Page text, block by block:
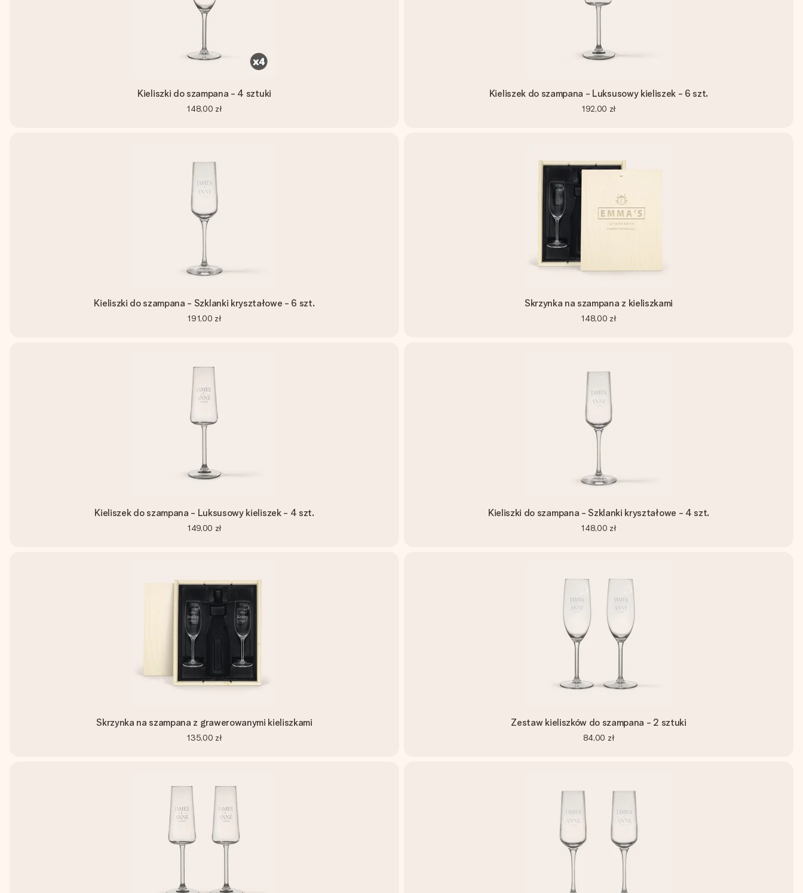
Kieliszki do szampana - 4 sztuki
148,00 zł
Kieliszek do szampana - Luksusowy kieliszek - 6 szt.
192,00 zł
Kieliszki do szampana - Szklanki kryształowe - 6 szt.
191,00 zł
Skrzynka na szampana z kieliszkami
148,00 zł
Kieliszek do szampana - Luksusowy kieliszek - 4 szt.
149,00 zł
Kieliszki do szampana - Szklanki kryształowe - 4 szt.
148,00 zł
Skrzynka na szampana z grawerowanymi kieliszkami
135,00 zł
Zestaw kieliszków do szampana - 2 sztuki
84,00 zł